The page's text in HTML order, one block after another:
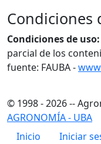
Condiciones
Condiciones de uso:
parcial de los
fuente: FAUBA -
© 1998 - 2026 --
AGRONOMÍA - UBA
Menú de
Inicio Iniciar